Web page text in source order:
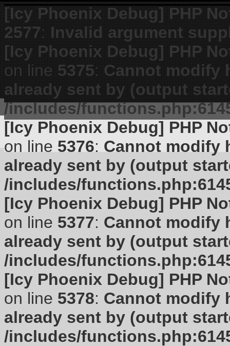
[Icy Phoenix Debug] PHP
2577:Invalid argument
[Icy Phoenix Debug] PHP
on line5375:Cannot modify
already sent by (output
/includes/
[Icy Phoenix Debug] PHP
on line 5376: Cannot modify
already sent by (output
/includes/
[Icy Phoenix Debug] PHP
on line 5377: Cannot modify
already sent by (output
/includes/
[Icy Phoenix Debug] PHP
on line 5378: Cannot modify
already sent by (output
/includes/